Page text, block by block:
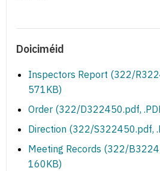
Doiciméid
Inspectors Report (322/
571KB)
Order (322/D322450.pdf,
Direction (322/S322450.pdf,
Meeting Records (322/
160KB)